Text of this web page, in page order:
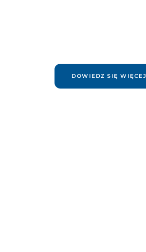
DOWIEDZ SIĘ WIĘCEJ